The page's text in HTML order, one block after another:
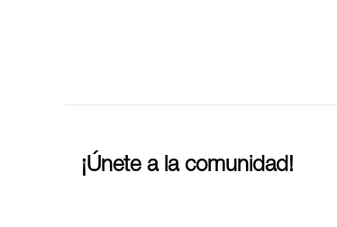
¡Únete a la comunidad!